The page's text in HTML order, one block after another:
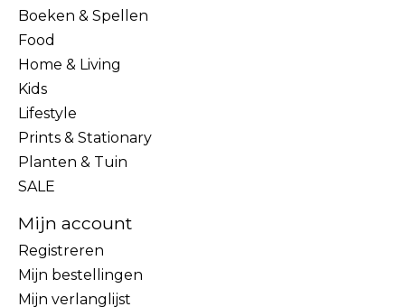
Boeken & Spellen
Food
Home & Living
Kids
Lifestyle
Prints & Stationary
Planten & Tuin
SALE
Mijn account
Registreren
Mijn bestellingen
Mijn verlanglijst